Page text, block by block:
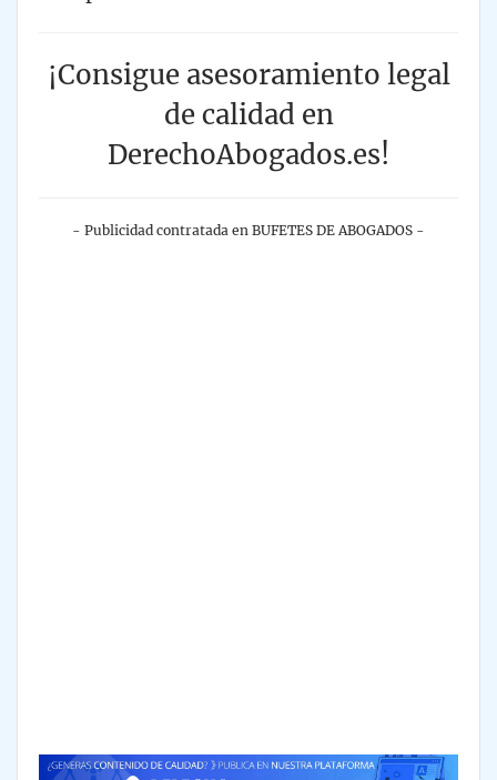
¡Consigue asesoramiento legal
de calidad en
DerechoAbogados.es!
- Publicidad contratada en BUFETES DE ABOGADOS -